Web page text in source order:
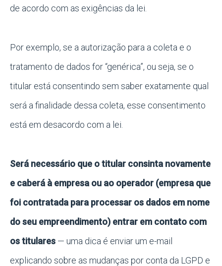
de acordo com as exigências da lei.
Por exemplo, se a autorização para a coleta e o
tratamento de dados for “genérica”, ou seja, se o
titular está consentindo sem saber exatamente qual
será a finalidade dessa coleta, esse consentimento
está em desacordo com a lei.
Será necessário que o titular consinta novamente
e caberá à empresa ou ao operador (empresa que
foi contratada para processar os dados em nome
do seu empreendimento) entrar em contato com
os titulares — uma dica é enviar um e-mail
explicando sobre as mudanças por conta da LGPD e